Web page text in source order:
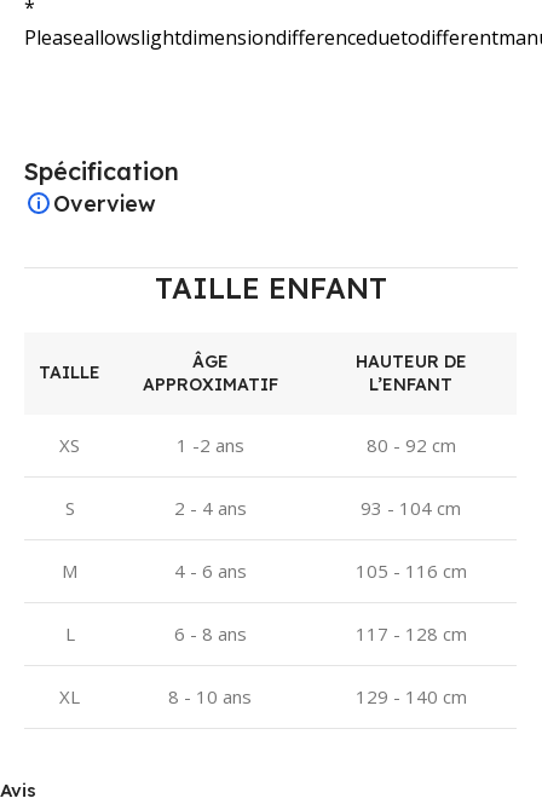
*
Spécification
Overview
TAILLE ENFANT
TAILLE
ÂGE
APPROXIMATIF
HAUTEUR DE
L’ENFANT
XS 1 -2 ans 80 - 92 cm
S 2 - 4 ans 93 - 104 cm
M 4 - 6 ans 105 - 116 cm
L 6 - 8 ans 117 - 128 cm
XL 8 - 10 ans 129 - 140 cm
Avis